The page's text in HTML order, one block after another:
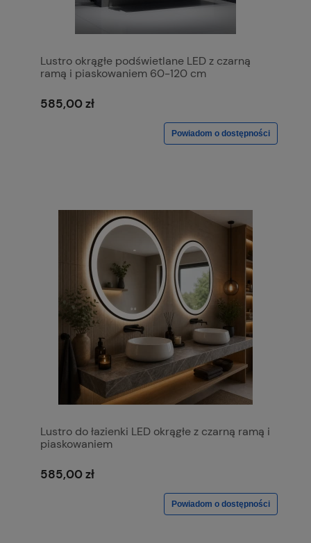
Lustro okrągłe podświetlane LED z czarną
ramą i piaskowaniem 60-120 cm
585,00 zł
Powiadom o dostępności
Lustro do łazienki LED okrągłe z czarną ramą i
piaskowaniem
585,00 zł
Powiadom o dostępności